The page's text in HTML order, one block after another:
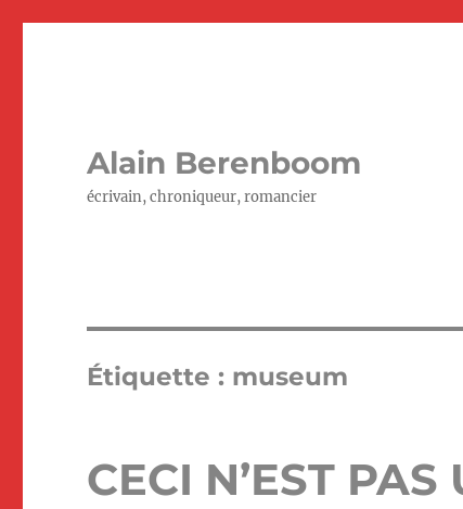
Alain Berenboom
écrivain, chroniqueur, romancier
Étiquette : museum
CECI N’EST